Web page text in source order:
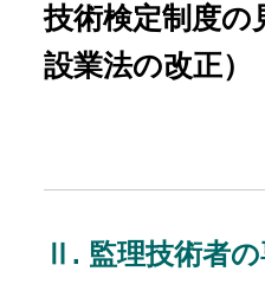
技術検定制度の
設業法の改正）
Ⅱ. 監理技術者